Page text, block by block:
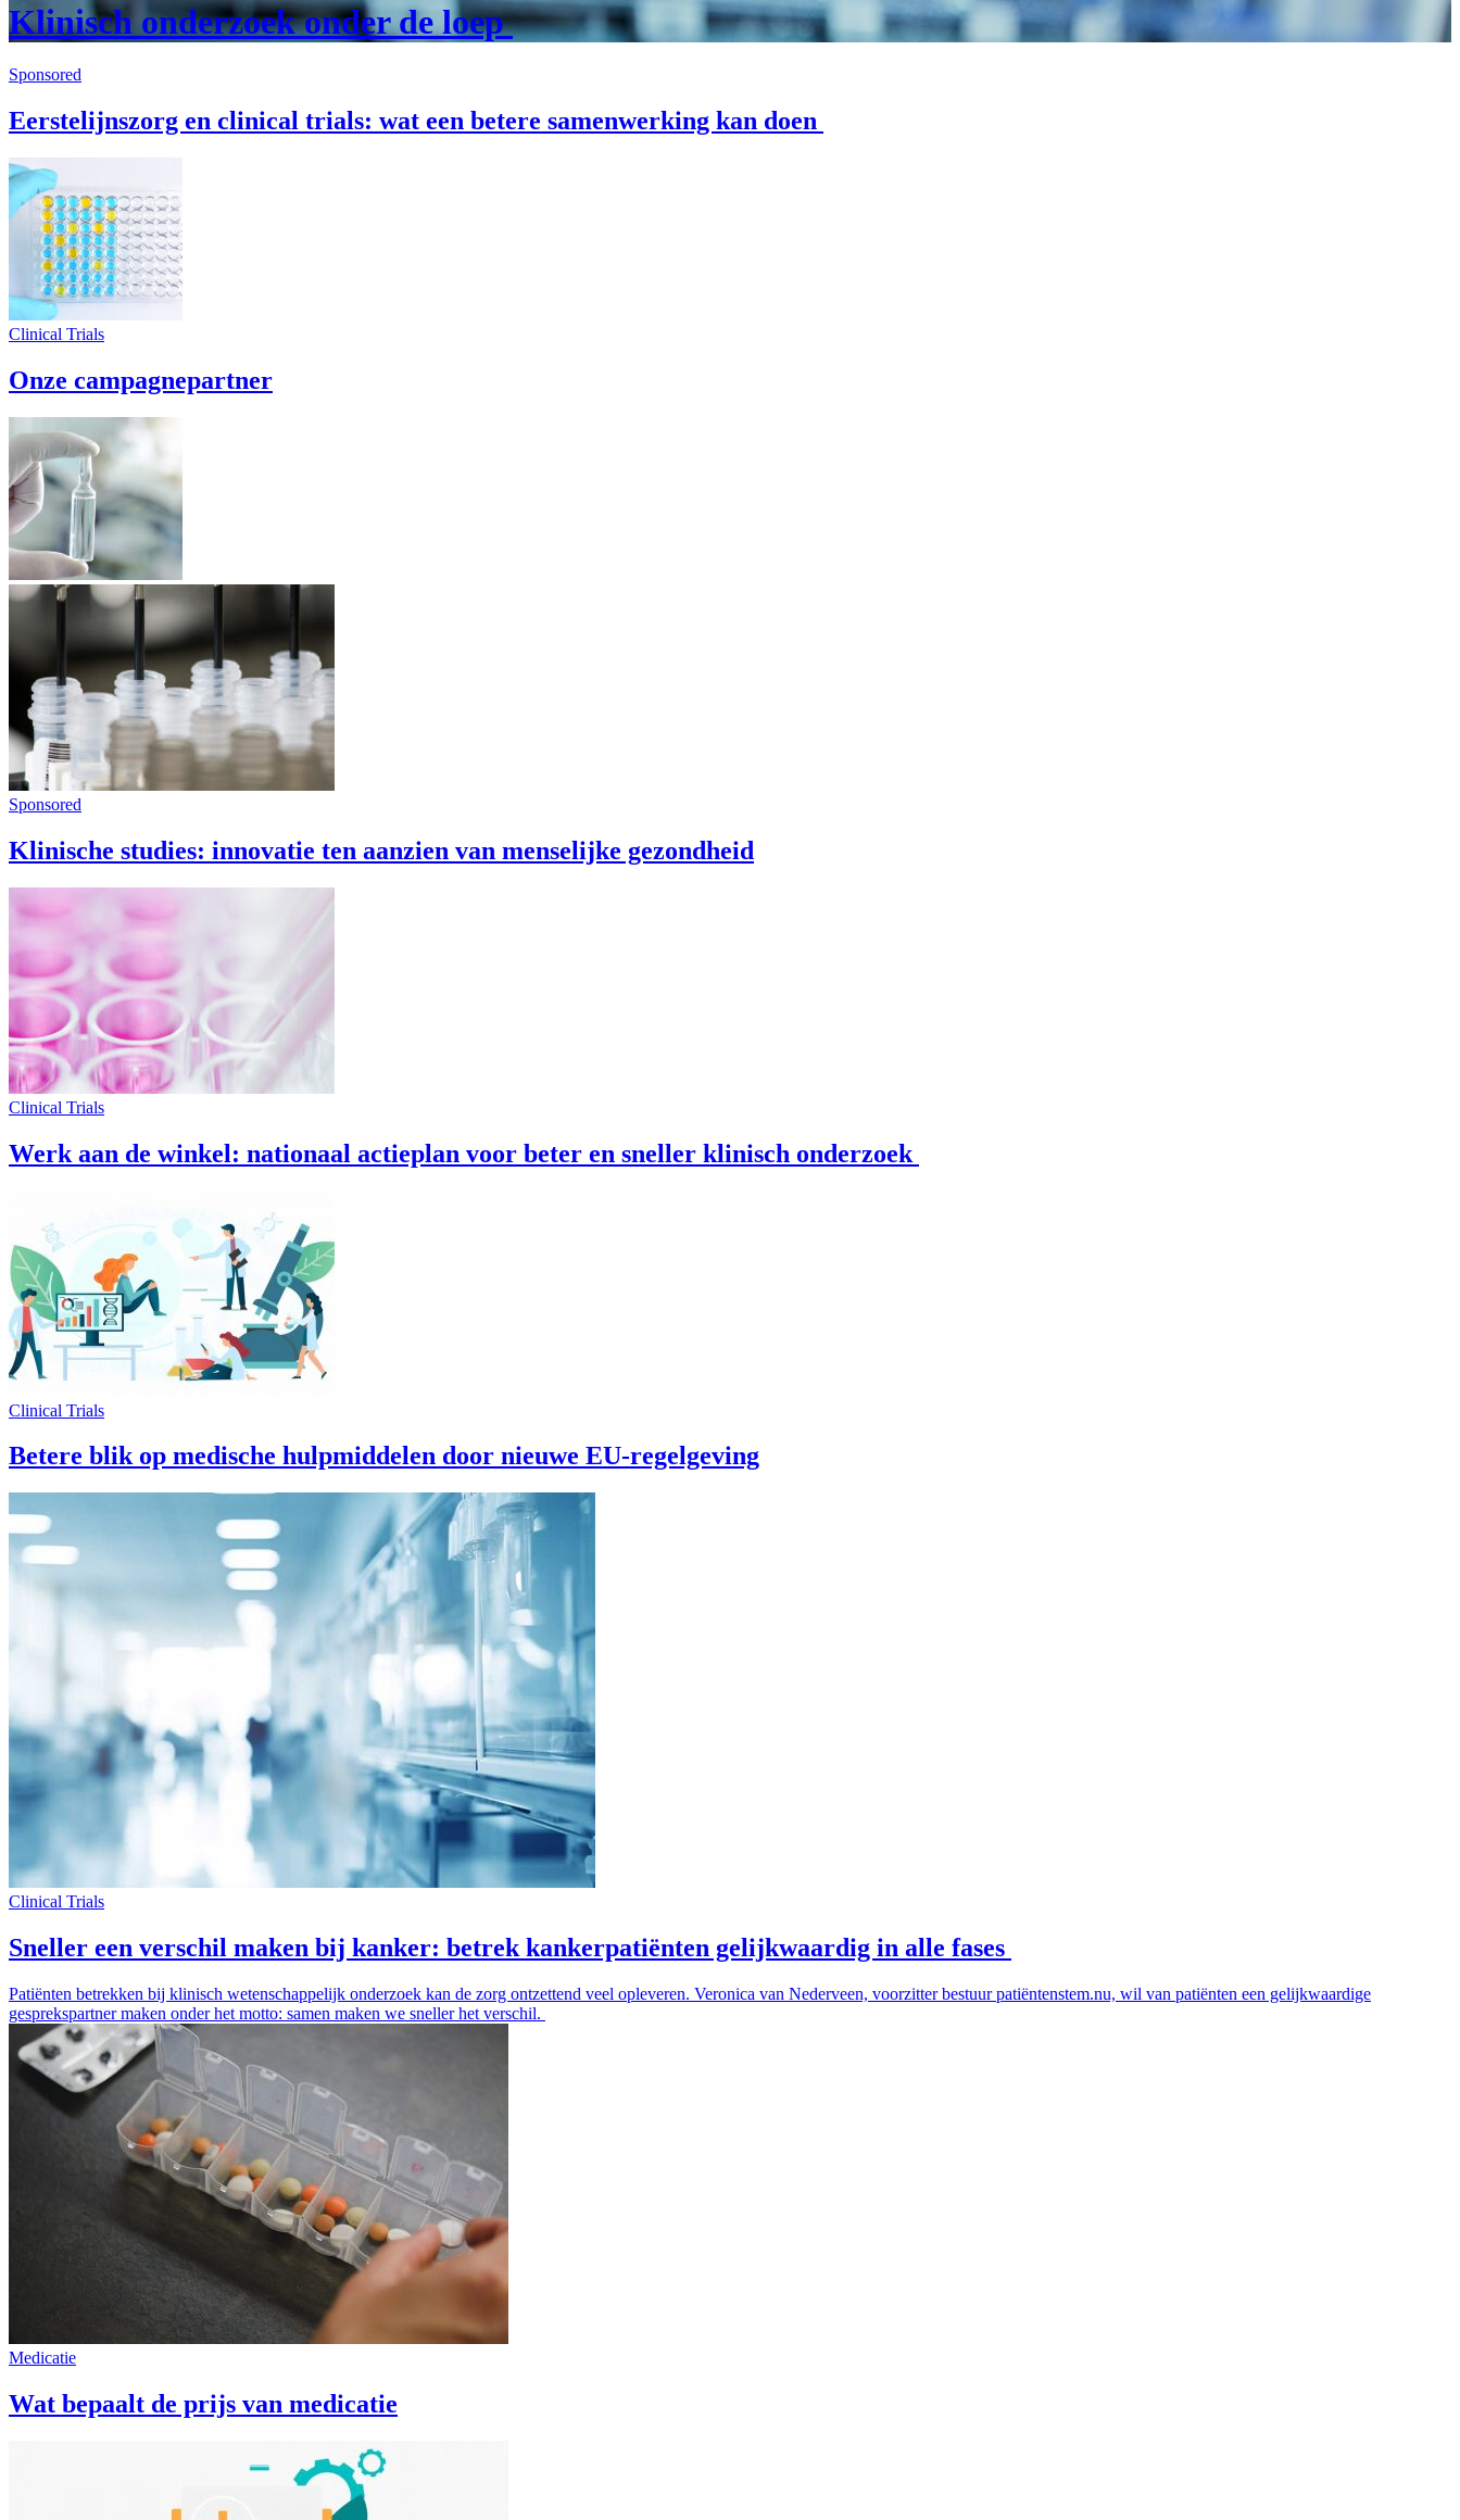
Klinisch onderzoek onder de loep
Sponsored
Eerstelijnszorg en clinical trials: wat een betere samenwerking kan doen
Clinical Trials
Onze campagnepartner
Sponsored
Klinische studies: innovatie ten aanzien van menselijke gezondheid
Clinical Trials
Werk aan de winkel: nationaal actieplan voor beter en sneller klinisch onderzoek
Clinical Trials
Betere blik op medische hulpmiddelen door nieuwe EU-regelgeving
Clinical Trials
Sneller een verschil maken bij kanker: betrek kankerpatiënten gelijkwaardig in alle fases
Patiënten betrekken bij klinisch wetenschappelijk onderzoek kan de zorg ontzettend veel opleveren. Veronica van Nederveen, voorzitter bestuur patiëntenstem.nu, wil van patiënten een gelijkwaardige
gesprekspartner maken onder het motto: samen maken we sneller het verschil.
Medicatie
Wat bepaalt de prijs van medicatie